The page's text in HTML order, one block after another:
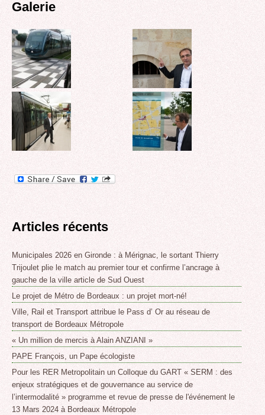
Galerie
Articles récents
Municipales 2026 en Gironde : à Mérignac, le sortant Thierry
Trijoulet plie le match au premier tour et confirme l’ancrage à
gauche de la ville article de Sud Ouest
Le projet de Métro de Bordeaux : un projet mort-né!
Ville, Rail et Transport attribue le Pass d’ Or au réseau de
transport de Bordeaux Métropole
« Un million de mercis à Alain ANZIANI »
PAPE François, un Pape écologiste
Pour les RER Metropolitain un Colloque du GART « SERM : des
enjeux stratégiques et de gouvernance au service de
l’intermodalité » programme et revue de presse de l'événement le
13 Mars 2024 à Bordeaux Métropole